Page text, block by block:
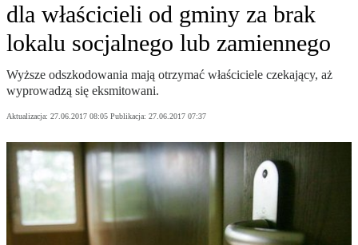
dla właścicieli od gminy za brak
lokalu socjalnego lub zamiennego
Wyższe odszkodowania mają otrzymać właściciele czekający, aż
wyprowadzą się eksmitowani.
Aktualizacja: 27.06.2017 08:05 Publikacja: 27.06.2017 07:37